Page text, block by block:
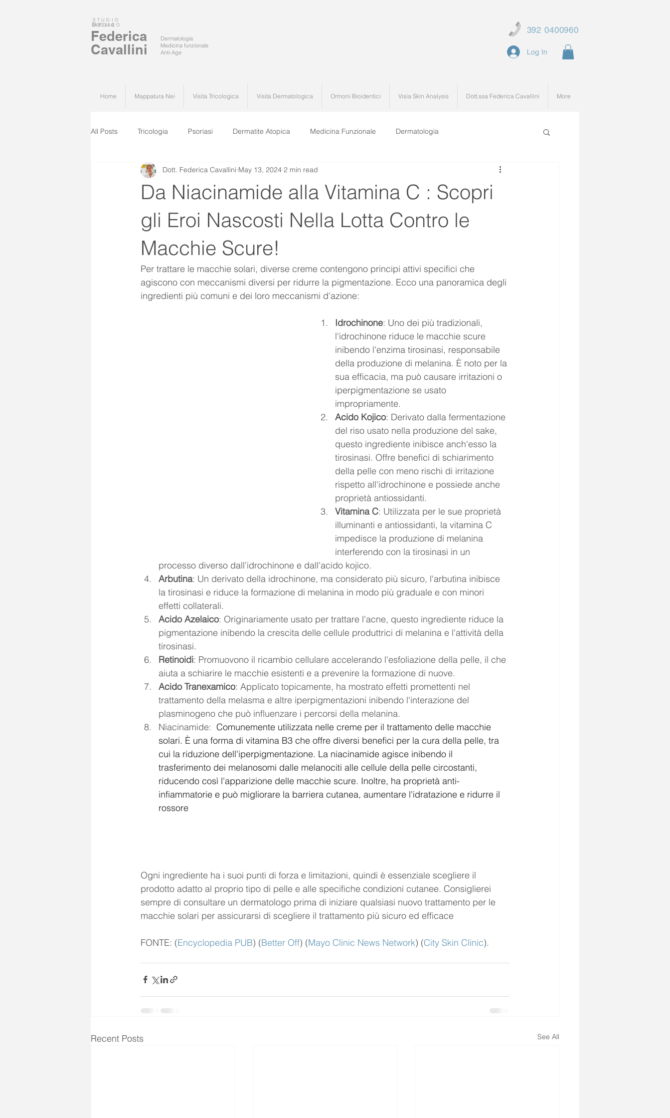
Dott.ssa
Federica
Cavallini
Dermatologia
Medicina funzionale
Anti-Age
392 0400960
Log In
Home Mappatura Nei Visita Tricologica Visita Dermatologica Ormoni Bioidentici Visia Skin Analysis Dott.ssa Federica Cavallini More
All Posts Tricologia Psoriasi Dermatite Atopica Medicina Funzionale Dermatologia
Da Niacinamide alla Vitamina C : Scopri
gli Eroi Nascosti Nella Lotta Contro le
Macchie Scure!
Dott. Federica Cavallini May 13, 2024 2 min read
Per trattare le macchie solari, diverse creme contengono principi attivi specifici che
agiscono con meccanismi diversi per ridurre la pigmentazione. Ecco una panoramica degli
ingredienti più comuni e dei loro meccanismi d'azione:
Idrochinone: Uno dei più tradizionali,
l'idrochinone riduce le macchie scure
inibendo l'enzima tirosinasi, responsabile
della produzione di melanina. È noto per la
sua efficacia, ma può causare irritazioni o
iperpigmentazione se usato
impropriamente.
Acido Kojico: Derivato dalla fermentazione
del riso usato nella produzione del sake,
questo ingrediente inibisce anch'esso la
tirosinasi. Offre benefici di schiarimento
della pelle con meno rischi di irritazione
rispetto all'idrochinone e possiede anche
proprietà antiossidanti.
Vitamina C: Utilizzata per le sue proprietà
illuminanti e antiossidanti, la vitamina C
impedisce la produzione di melanina
interferendo con la tirosinasi in un
processo diverso dall'idrochinone e dall'acido kojico.
Arbutina: Un derivato della idrochinone, ma considerato più sicuro, l'arbutina inibisce
la tirosinasi e riduce la formazione di melanina in modo più graduale e con minori
effetti collaterali.
Acido Azelaico: Originariamente usato per trattare l'acne, questo ingrediente riduce la
pigmentazione inibendo la crescita delle cellule produttrici di melanina e l'attività della
tirosinasi.
Retinoidi: Promuovono il ricambio cellulare accelerando l'esfoliazione della pelle, il che
aiuta a schiarire le macchie esistenti e a prevenire la formazione di nuove.
Acido Tranexamico: Applicato topicamente, ha mostrato effetti promettenti nel
trattamento della melasma e altre iperpigmentazioni inibendo l'interazione del
plasminogeno che può influenzare i percorsi della melanina.
Niacinamide: Comunemente utilizzata nelle creme per il trattamento delle macchie
solari. È una forma di vitamina B3 che offre diversi benefici per la cura della pelle, tra
cui la riduzione dell'iperpigmentazione. La niacinamide agisce inibendo il
trasferimento dei melanosomi dalle melanociti alle cellule della pelle circostanti,
riducendo così l'apparizione delle macchie scure. Inoltre, ha proprietà anti-
infiammatorie e può migliorare la barriera cutanea, aumentare l'idratazione e ridurre il
rossore
Ogni ingrediente ha i suoi punti di forza e limitazioni, quindi è essenziale scegliere il
prodotto adatto al proprio tipo di pelle e alle specifiche condizioni cutanee. Consiglierei
sempre di consultare un dermatologo prima di iniziare qualsiasi nuovo trattamento per le
macchie solari per assicurarsi di scegliere il trattamento più sicuro ed efficace​
FONTE: (Encyclopedia PUB) (Better Off) (Mayo Clinic News Network) (City Skin Clinic)​.
Recent Posts See All
STUDIO
MEDICO